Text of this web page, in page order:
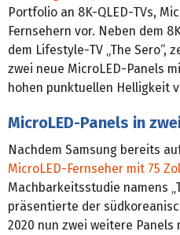
Portfolio an 8K-QLED-TVs,
Fernsehern vor. Neben dem
dem Lifestyle-TV „The Sero“,
zwei neue MicroLED-Panels
hohen punktuellen Helligkeit
MicroLED-Panels in
Nachdem Samsung bereits
MicroLED-Fernseher mit 75
Machbarkeitsstudie namens
präsentierte der
2020 nun zwei weitere Panels